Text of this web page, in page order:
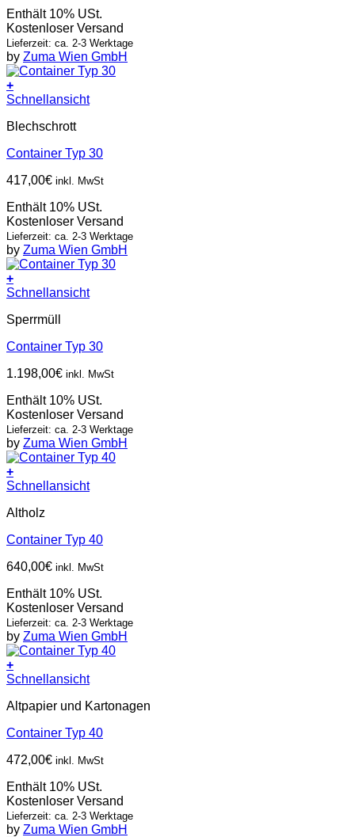
Enthält 10% USt.
Kostenloser Versand
Lieferzeit: ca. 2-3 Werktage
by Zuma Wien GmbH
+
Schnellansicht
Blechschrott
Container Typ 30
417,00€ inkl. MwSt
Enthält 10% USt.
Kostenloser Versand
Lieferzeit: ca. 2-3 Werktage
by Zuma Wien GmbH
+
Schnellansicht
Sperrmüll
Container Typ 30
1.198,00€ inkl. MwSt
Enthält 10% USt.
Kostenloser Versand
Lieferzeit: ca. 2-3 Werktage
by Zuma Wien GmbH
+
Schnellansicht
Altholz
Container Typ 40
640,00€ inkl. MwSt
Enthält 10% USt.
Kostenloser Versand
Lieferzeit: ca. 2-3 Werktage
by Zuma Wien GmbH
+
Schnellansicht
Altpapier und Kartonagen
Container Typ 40
472,00€ inkl. MwSt
Enthält 10% USt.
Kostenloser Versand
Lieferzeit: ca. 2-3 Werktage
by Zuma Wien GmbH